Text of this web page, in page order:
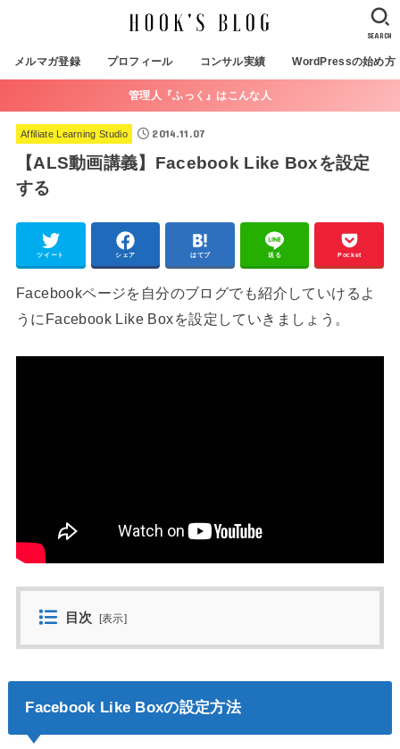
メルマガ登録 プロフィール コンサル実績 WordPressの始め方
SEARCH
管理人『ふっく』はこんな人
Affiliate Learning Studio 2014.11.07
【ALS動画講義】Facebook Like Boxを設定
する
ツイート シェア はてブ 送る Pocket
Facebookページを自分のブログでも紹介していけるよ
うにFacebook Like Boxを設定していきましょう。
目次 [表示]
Facebook Like Boxの設定方法